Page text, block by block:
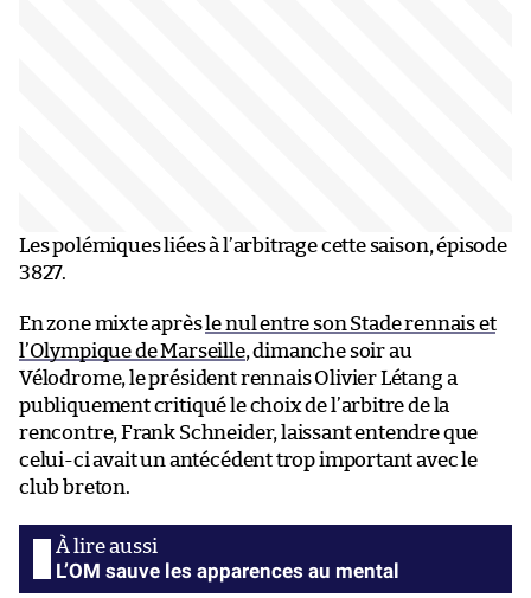
Les polémiques liées à l’arbitrage cette saison, épisode
3827.
En zone mixte aprèsle nul entre son Stade rennais et
l’Olympique de Marseille, dimanche soir au
Vélodrome, le président rennais Olivier Létang a
publiquement critiqué le choix de l’arbitre de la
rencontre, Frank Schneider, laissant entendre que
celui-ci avait un antécédent trop important avec le
club breton.
L’OM sauve les apparences au mental